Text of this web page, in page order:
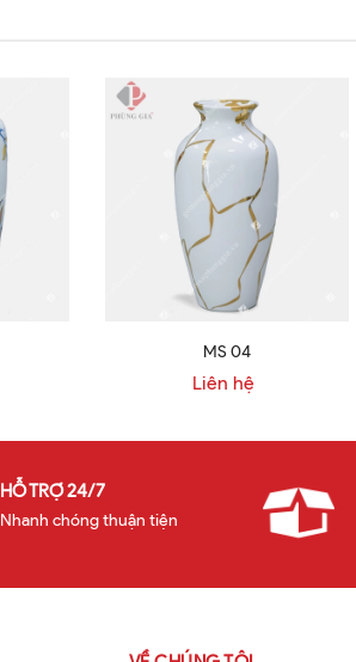
MS 04
Liên hệ
HỖ TRỢ 24/7
Nhanh chóng thuận tiện